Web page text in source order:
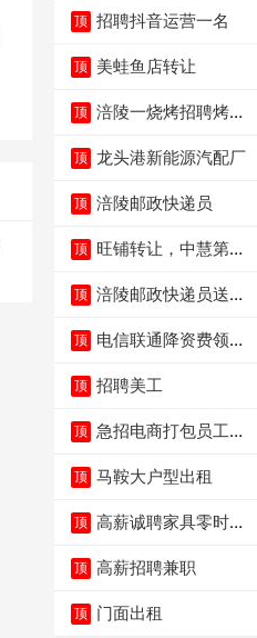
顶 招聘抖音运营一名
顶 美蛙鱼店转让
顶 涪陵一烧烤招聘烤工
顶 龙头港新能源汽配厂
顶 涪陵邮政快递员
顶 旺铺转让，中慧第一
顶 涪陵邮政快递员送货
顶 电信联通降资费领价
顶 招聘美工
顶 急招电商打包员工作
顶 马鞍大户型出租
顶 高薪诚聘家具零时促
顶 高薪招聘兼职
顶 门面出租